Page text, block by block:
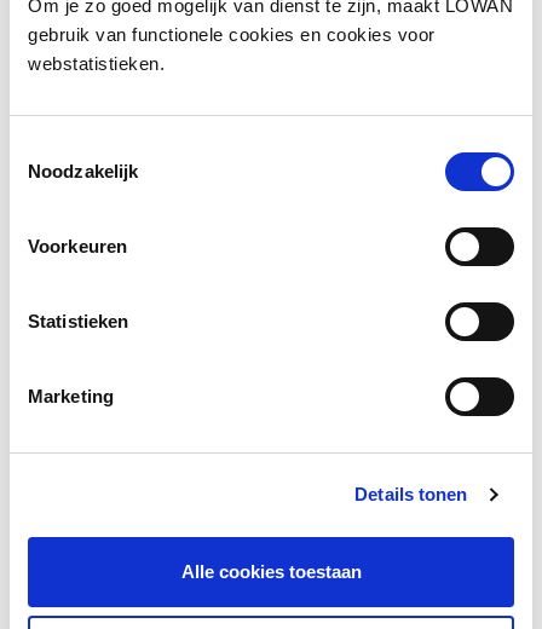
Om je zo goed mogelijk van dienst te zijn, maakt LOWAN
gebruik van functionele cookies en cookies voor
webstatistieken.
Noodzakelijk
Voorkeuren
Statistieken
Marketing
Details tonen
Alle cookies toestaan
Presentatie
Gerelateerde vakkennis